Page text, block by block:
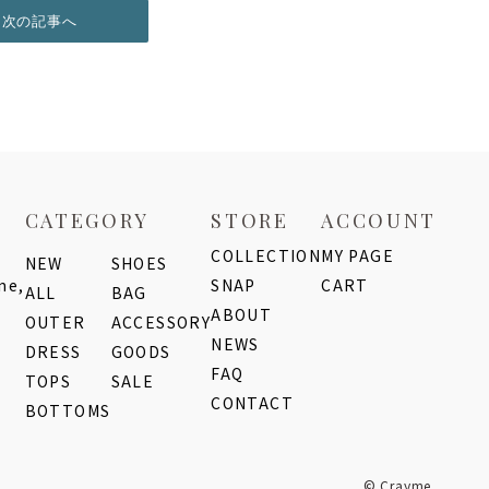
次の記事へ
CATEGORY
NEW
ALL
OUTER
DRESS
TOPS
BOTTOMS
SHOES
BAG
ACCESSORY
GOODS
SALE
STORE
COLLECTION
SNAP
ABOUT
NEWS
FAQ
CONTACT
ACCOUNT
MY PAGE
CART
© Crayme,